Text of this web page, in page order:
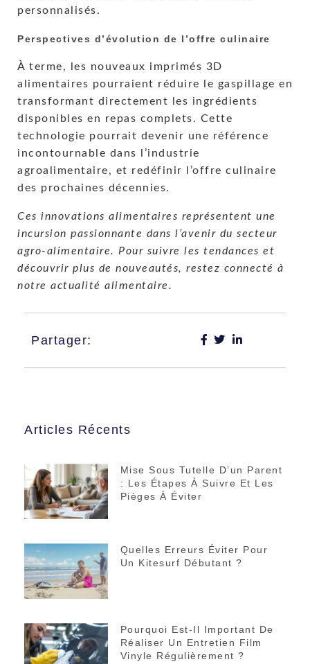
personnalisés.
Perspectives d’évolution de l’offre culinaire
À terme, les nouveaux imprimés 3D
alimentaires pourraient réduire le gaspillage en
transformant directement les ingrédients
disponibles en repas complets. Cette
technologie pourrait devenir une référence
incontournable dans l’industrie
agroalimentaire, et redéfinir l’offre culinaire
des prochaines décennies.
Ces innovations alimentaires représentent une
incursion passionnante dans l’avenir du secteur
agro-alimentaire. Pour suivre les tendances et
découvrir plus de nouveautés, restez connecté à
notre actualité alimentaire.
Partager:
Articles Récents
Mise Sous Tutelle D’un Parent
: Les Étapes À Suivre Et Les
Pièges À Éviter
Quelles Erreurs Éviter Pour
Un Kitesurf Débutant ?
Pourquoi Est-Il Important De
Réaliser Un Entretien Film
Vinyle Régulièrement ?